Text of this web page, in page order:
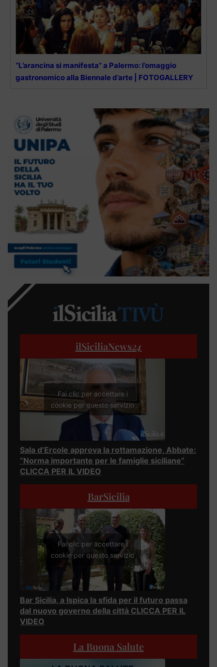
“L’arancina si manifesta” a Palermo: l’omaggio
gastronomico alla Biennale d’arte | FOTOGALLERY
ilSiciliaNews24
Fai clic per accettare i
cookie per questo servizio
Sala d’Ercole approva la rottamazione, Abbate:
“Norma importante per le famiglie siciliane”
CLICCA PER IL VIDEO
BarSicilia
Fai clic per accettare i
cookie per questo servizio
Bar Sicilia, a Ispica la sfida per il futuro passa
dal nuovo governo della città CLICCA PER IL
VIDEO
La Buona Salute